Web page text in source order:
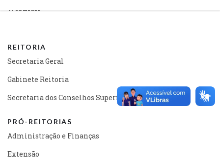
Webmail
REITORIA
Secretaria Geral
Gabinete Reitoria
Secretaria dos Conselhos Superiores
PRÓ-REITORIAS
Administração e Finanças
Extensão